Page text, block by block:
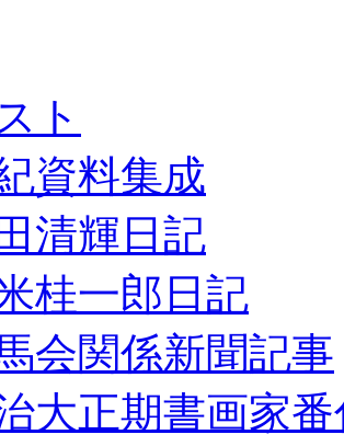
ト
資料集成
清輝日記
桂一郎日記
会関係新聞記事
大正期書画家